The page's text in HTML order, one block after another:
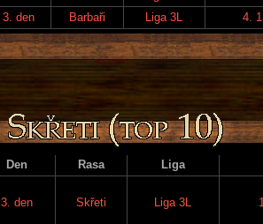
3. den Barbaři Liga 3L 4.
Den Rasa Liga
3. den Skřeti Liga 3L